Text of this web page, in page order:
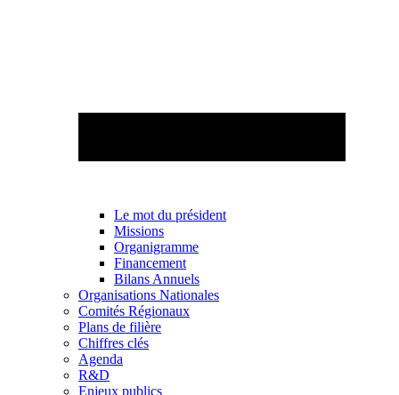
Le mot du président
Missions
Organigramme
Financement
Bilans Annuels
Organisations Nationales
Comités Régionaux
Plans de filière
Chiffres clés
Agenda
R&D
Enjeux publics